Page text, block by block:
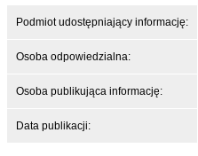
Podmiot udostępniający informację:
Osoba odpowiedzialna:
Osoba publikująca informację:
Data publikacji: